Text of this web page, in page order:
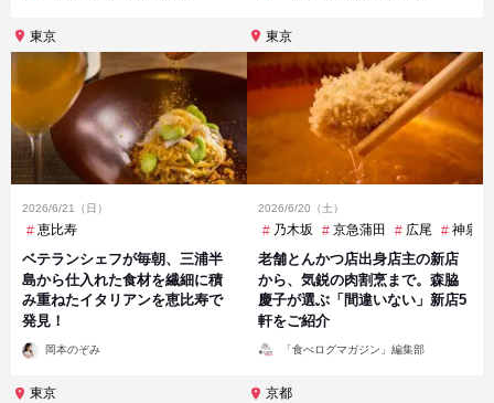
東京
2026/6/21（日）
恵比寿
ベテランシェフが毎朝、三浦半
島から仕入れた食材を繊細に積
み重ねたイタリアンを恵比寿で
発見！
投
稿
岡本のぞみ
東京
2026/6/20（土）
乃木坂 京急蒲田 広尾 神泉
老舗とんかつ店出身店主の新店
から、気鋭の肉割烹まで。森脇
慶子が選ぶ「間違いない」新店5
軒をご紹介
「食べログマガジン」編集部
東京 京都